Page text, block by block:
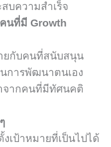
บความสำเร็จ
นที่มี Growth
ยกับคนที่สนับสนุน
การพัฒนาตนเอง
จากคนที่มีทัศนคติ
งเป้าหมายที่เป็นไปได้